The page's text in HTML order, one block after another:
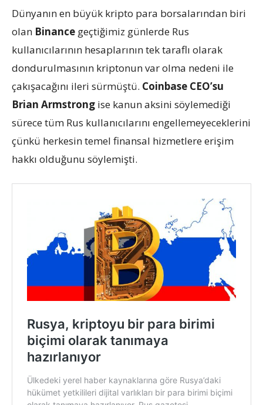
Dünyanın en büyük kripto para borsalarından biri
olan Binance geçtiğimiz günlerde Rus
kullanıcılarının hesaplarının tek taraflı olarak
dondurulmasının kriptonun var olma nedeni ile
çakışacağını ileri sürmüştü. Coinbase CEO’su
Brian Armstrong ise kanun aksini söylemediği
sürece tüm Rus kullanıcılarını engellemeyeceklerini
çünkü herkesin temel finansal hizmetlere erişim
hakkı olduğunu söylemişti.